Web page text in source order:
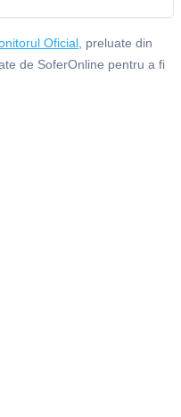
Oficial , preluate din
de SoferOnline pentru a fi